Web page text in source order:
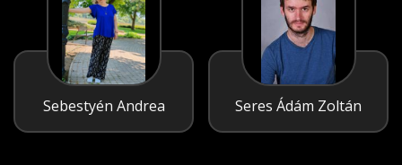
Sebestyén Andrea Seres Ádám Zoltán